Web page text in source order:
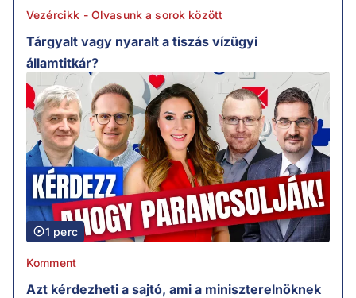
Vezércikk - Olvasunk a sorok között
Tárgyalt vagy nyaralt a tiszás vízügyi
államtitkár?
1 perc
Komment
Azt kérdezheti a sajtó, ami a miniszterelnöknek